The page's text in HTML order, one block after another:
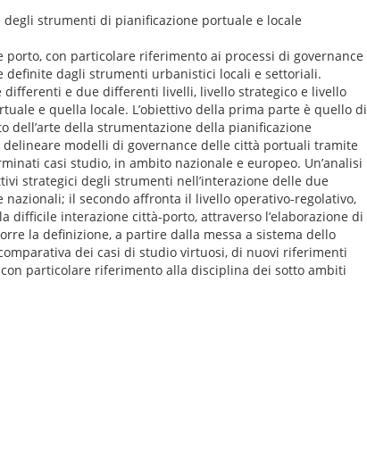
strumenti di pianificazione portuale e locale
con particolare riferimento ai processi di governance
definite dagli strumenti urbanistici locali e settoriali.
e due differenti livelli, livello strategico e livello
e quella locale. L’obiettivo della prima parte è quello di
dell’arte della strumentazione della pianificazione
modelli di governance delle città portuali tramite
casi studio, in ambito nazionale e europeo. Un’analisi
strategici degli strumenti nell’interazione delle due
il secondo affronta il livello operativo-regolativo,
difficile interazione città-porto, attraverso l’elaborazione di
la definizione, a partire dalla messa a sistema dello
dei casi di studio virtuosi, di nuovi riferimenti
particolare riferimento alla disciplina dei sotto ambiti